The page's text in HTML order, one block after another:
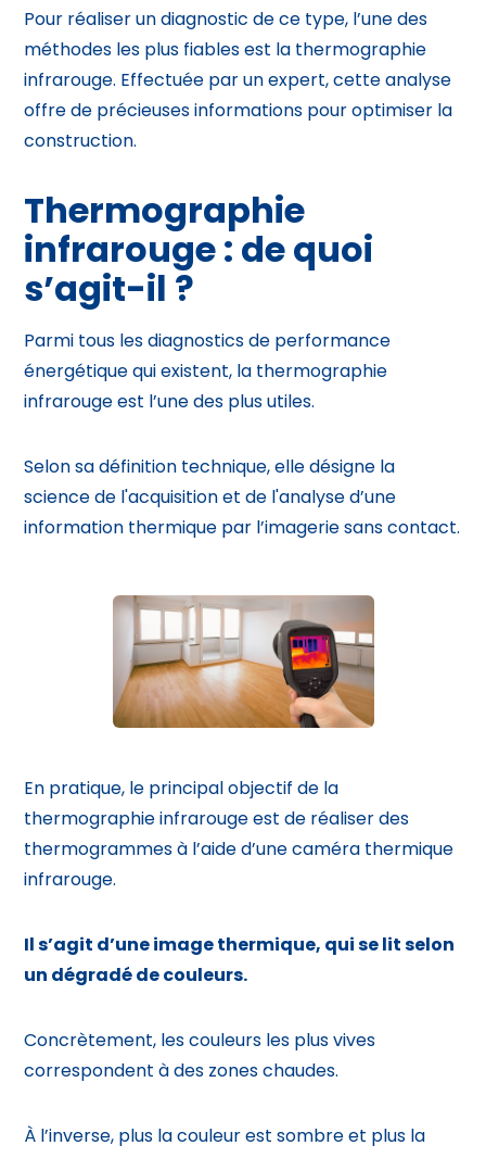
Pour réaliser un diagnostic de ce type, l’une des
méthodes les plus fiables est la thermographie
infrarouge. Effectuée par un expert, cette analyse
offre de précieuses informations pour optimiser la
construction.
Thermographie
infrarouge : de quoi
s’agit-il ?
Parmi tous lesdiagnostics de performance
énergétiquequi existent, la thermographie
infrarouge est l’une des plus utiles.
Selon sa définition technique, elle désigne la
science de l'acquisition et de l'analyse d’une
information thermique par l’imagerie sans contact.
En pratique, le principal objectif de la
thermographie infrarouge est de réaliser des
thermogrammes à l’aide d’une caméra thermique
infrarouge.
Il s’agit d’une image thermique, qui se lit selon
un dégradé de couleurs.
Concrètement, les couleurs les plus vives
correspondent à des zones chaudes.
À l’inverse, plus la couleur est sombre et plus la